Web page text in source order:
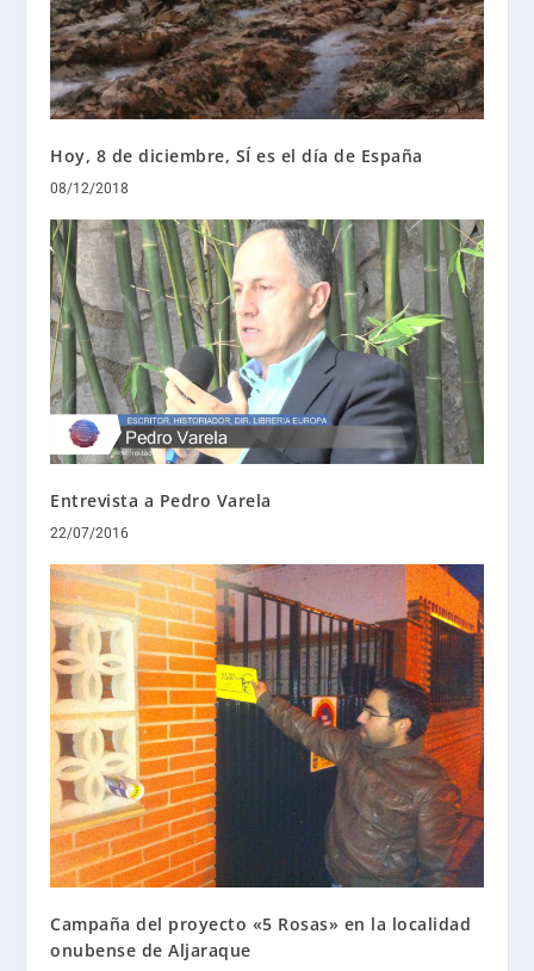
Hoy, 8 de diciembre, SÍ es el día de España
08/12/2018
Entrevista a Pedro Varela
22/07/2016
Campaña del proyecto «5 Rosas» en la localidad
onubense de Aljaraque